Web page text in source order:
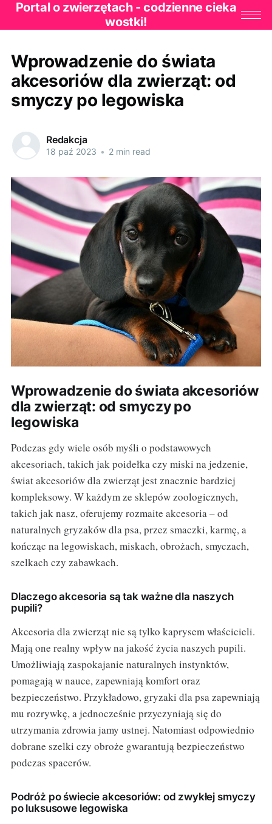
Portal o zwierzętach - codzienne cieka
wostki!
Wprowadzenie do świata
akcesoriów dla zwierząt: od
smyczy po legowiska
Redakcja
18 paź 2023 • 2 min read
Wprowadzenie do świata akcesoriów
dla zwierząt: od smyczy po
legowiska
Podczas gdy wiele osób myśli o podstawowych
akcesoriach, takich jak poidełka czy miski na jedzenie,
świat akcesoriów dla zwierząt jest znacznie bardziej
kompleksowy. W każdym ze sklepów zoologicznych,
takich jak nasz, oferujemy rozmaite akcesoria – od
naturalnych gryzaków dla psa, przez smaczki, karmę, a
kończąc na legowiskach, miskach, obrożach, smyczach,
szelkach czy zabawkach.
Dlaczego akcesoria są tak ważne dla naszych
pupili?
Akcesoria dla zwierząt nie są tylko kaprysem właścicieli.
Mają one realny wpływ na jakość życia naszych pupili.
Umożliwiają zaspokajanie naturalnych instynktów,
pomagają w nauce, zapewniają komfort oraz
bezpieczeństwo. Przykładowo, gryzaki dla psa zapewniają
mu rozrywkę, a jednocześnie przyczyniają się do
utrzymania zdrowia jamy ustnej. Natomiast odpowiednio
dobrane szelki czy obroże gwarantują bezpieczeństwo
podczas spacerów.
Podróż po świecie akcesoriów: od zwykłej smyczy
po luksusowe legowiska